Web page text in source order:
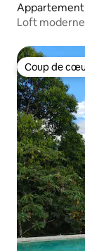
Appartement
Loft
Coup de
Coup de